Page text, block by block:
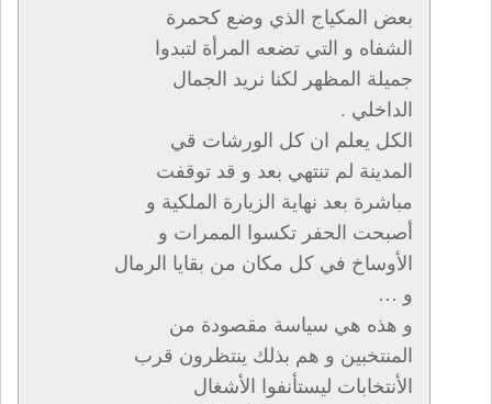
بعض المكياج الذي وضع كحمرة
الشفاه و التي تضعه المرأة لتبدوا
جميلة المظهر لكنا نريد الجمال
الداخلي .
الكل يعلم ان كل الورشات قي
المدينة لم تنتهي بعد و قد توقفت
مباشرة بعد نهاية الزيارة الملكية و
أصبحت الحفر تكسوا الممرات و
الأوساخ في كل مكان من بقايا الرمال
و …
و هذه هي سياسة مقصودة من
المنتخبين و هم بذلك ينتظرون قرب
الأنتخابات ليستأنفوا الأشغال